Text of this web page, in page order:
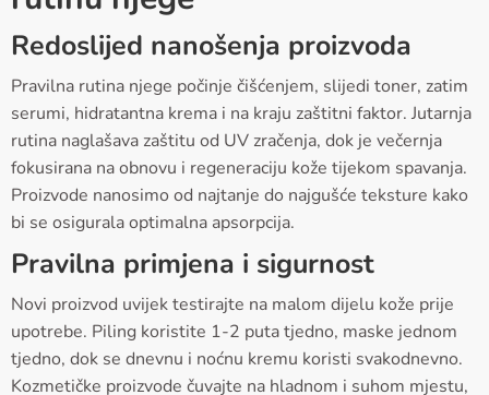
Redoslijed nanošenja proizvoda
Pravilna rutina njege počinje čišćenjem, slijedi toner, zatim
serumi, hidratantna krema i na kraju zaštitni faktor. Jutarnja
rutina naglašava zaštitu od UV zračenja, dok je večernja
fokusirana na obnovu i regeneraciju kože tijekom spavanja.
Proizvode nanosimo od najtanje do najgušće teksture kako
bi se osigurala optimalna apsorpcija.
Pravilna primjena i sigurnost
Novi proizvod uvijek testirajte na malom dijelu kože prije
upotrebe. Piling koristite 1-2 puta tjedno, maske jednom
tjedno, dok se dnevnu i noćnu kremu koristi svakodnevno.
Kozmetičke proizvode čuvajte na hladnom i suhom mjestu,